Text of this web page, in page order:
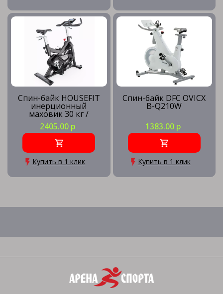
Спин-байк HOUSEFIT
инерционный
маховик 30 кг /
Bluetooth
2405.00 р
Купить в 1 клик
Спин-байк DFC OVICX
B-Q210W
1383.00 р
Купить в 1 клик